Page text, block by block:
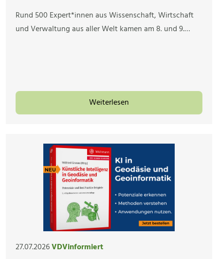
Rund 500 Expert*innen aus Wissenschaft, Wirtschaft
und Verwaltung aus aller Welt kamen am 8. und 9.…
Weiterlesen
27.07.2026VDVinformiert